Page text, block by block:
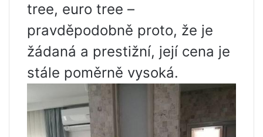
tree, euro tree –
pravděpodobně proto, že je
žádaná a prestižní, její cena je
stále poměrně vysoká.